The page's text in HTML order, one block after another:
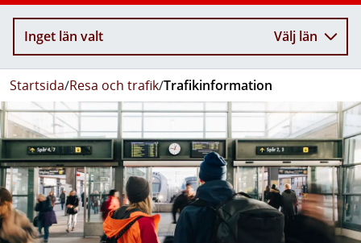
Inget län valt Välj län
Startsida/Resa och trafik/Trafikinformation